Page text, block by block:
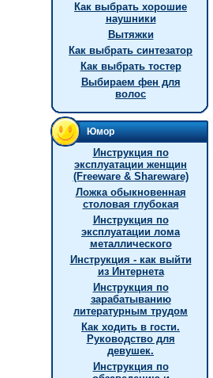
Как выбрать хорошие
наушники
Вытяжки
Как выбрать синтезатор
Как выбрать тостер
Выбираем фен для
волос
Юмор
Инструкция по
эксплуатации женщин
(Freeware & Shareware)
Ложка обыкновенная
столовая глубокая
Инструкция по
эксплуатации лома
металлического
Инструкция - как выйти
из Интернета
Инструкция по
зарабатыванию
литературным трудом
Как ходить в гости.
Руководство для
девушек.
Инструкция по